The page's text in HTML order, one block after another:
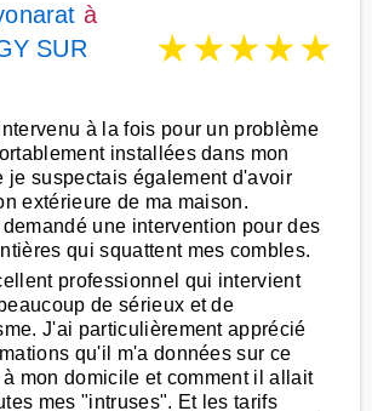
à
SUR
★★★★★
à la fois pour un problème
installées dans mon
je suspectais également d'avoir
extérieure de ma maison.
une intervention pour des
qui squattent mes combles.
professionnel qui intervient
de sérieux et de
J'ai particulièrement apprécié
qu'il m'a données sur ce
mon domicile et comment il allait
mes "intruses". Et les tarifs